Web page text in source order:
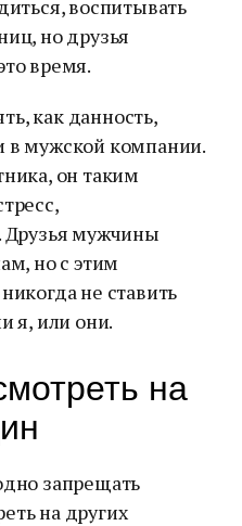
воспитывать
но друзья
время.
как данность,
в мужской компании.
он таким
Друзья мужчины
но с этим
не ставить
я, или они.
на
запрещать
на других